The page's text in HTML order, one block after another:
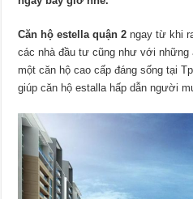
Căn hộ estella quận 2 ngay từ khi
các nhà đầu tư cũng như với
một căn hộ cao cấp đáng sống tại
giúp căn hộ estalla hấp dẫn người